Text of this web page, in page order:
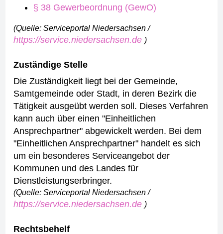
§ 38 Gewerbeordnung (GewO)
(Quelle: Serviceportal Niedersachsen /
https://service.niedersachsen.de )
Zuständige Stelle
Die Zuständigkeit liegt bei der Gemeinde,
Samtgemeinde oder Stadt, in deren Bezirk die
Tätigkeit ausgeübt werden soll. Dieses Verfahren
kann auch über einen "Einheitlichen
Ansprechpartner" abgewickelt werden. Bei dem
"Einheitlichen Ansprechpartner" handelt es sich
um ein besonderes Serviceangebot der
Kommunen und des Landes für
Dienstleistungserbringer.
(Quelle: Serviceportal Niedersachsen /
https://service.niedersachsen.de )
Rechtsbehelf